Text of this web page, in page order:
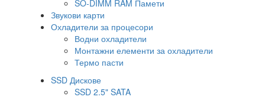
SO-DIMM RAM Памети
Звукови карти
Охладители за процесори
Водни охладители
Монтажни елементи за охладители
Термо пасти
SSD Дискове
SSD 2.5" SATA